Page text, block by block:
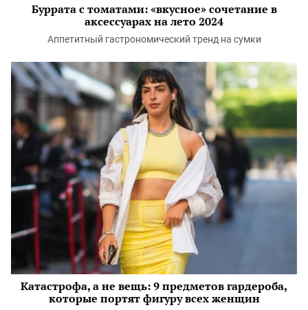
Буррата с томатами: «вкусное» сочетание в
аксессуарах на лето 2024
Аппетитный гастрономический тренд на сумки
Катастрофа, а не вещь: 9 предметов гардероба,
которые портят фигуру всех женщин